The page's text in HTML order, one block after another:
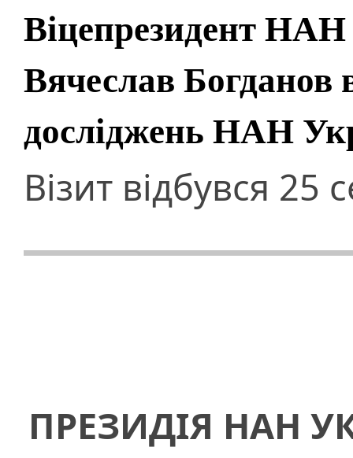
Віцепрезидент
Вячеслав Богданов
досліджень НАН
Візит відбувся 25
ПРЕЗИДІЯ НАН